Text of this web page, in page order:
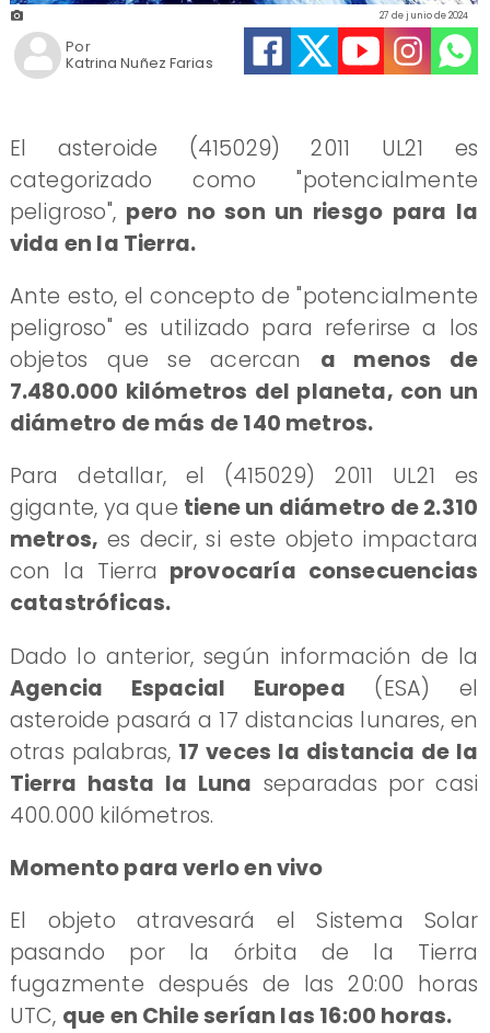
Katrina Nuñez Farias
27 de junio de 2024
Por
El asteroide (415029) 2011 UL21 es
categorizado como "potencialmente
peligroso", pero no son un riesgo para la
vida en la Tierra.
Ante esto, el concepto de "potencialmente
peligroso" es utilizado para referirse a los
objetos que se acercan a menos de
7.480.000 kilómetros del planeta, con un
diámetro de más de 140 metros.
Para detallar, el (415029) 2011 UL21 es
gigante, ya que tiene un diámetro de 2.310
metros, es decir, si este objeto impactara
con la Tierra provocaría consecuencias
catastróficas.
Dado lo anterior, según información de la
Agencia Espacial Europea (ESA) el
asteroide pasará a 17 distancias lunares, en
otras palabras, 17 veces la distancia de la
Tierra hasta la Luna separadas por casi
400.000 kilómetros.
Momento para verlo en vivo
El objeto atravesará el Sistema Solar
pasando por la órbita de la Tierra
fugazmente después de las 20:00 horas
UTC, que en Chile serían las 16:00 horas.